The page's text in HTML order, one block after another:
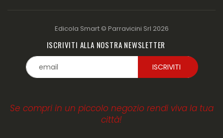
Edicola Smart © Parravicini Srl 2026
ISCRIVITI ALLA NOSTRA NEWSLETTER
Se compri in un piccolo negozio rendi viva la tua
città!